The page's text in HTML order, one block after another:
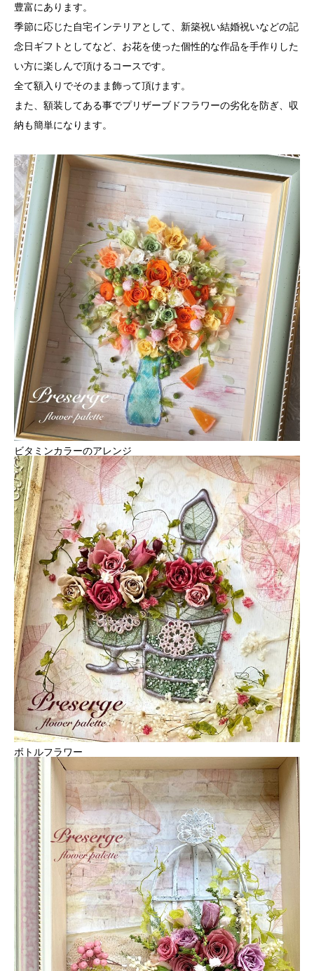
豊富にあります。
季節に応じた自宅インテリアとして、新築祝い結婚祝いなどの記
念日ギフトとしてなど、お花を使った個性的な作品を手作りした
い方に楽しんで頂けるコースです。
全て額入りでそのまま飾って頂けます。
また、額装してある事でプリザーブドフラワーの劣化を防ぎ、収
納も簡単になります。
ビタミンカラーのアレンジ
ボトルフラワー